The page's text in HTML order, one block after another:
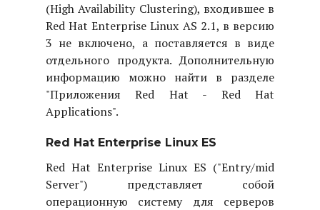
(High Availability Clustering), входившее в
Red Hat Enterprise Linux AS 2.1, в версию
3 не включено, а поставляется в виде
отдельного продукта. Дополнительную
информацию можно найти в разделе
"Приложения Red Hat - Red Hat
Applications".
Red Hat Enterprise Linux ES
Red Hat Enterprise Linux ES ("Entry/mid
Server") представляет собой
операционную систему для серверов